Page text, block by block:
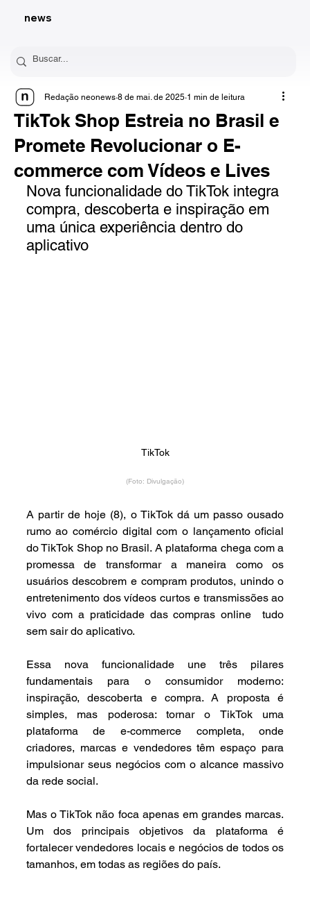
news
TikTok Shop Estreia no Brasil e
Promete Revolucionar o E-
commerce com Vídeos e Lives
Redação neonews 8 de mai. de 2025 1 min de leitura
Nova funcionalidade do TikTok integra
compra, descoberta e inspiração em
uma única experiência dentro do
aplicativo
TikTok
(Foto: Divulgação)
A partir de hoje (8), o TikTok dá um passo ousado
rumo ao comércio digital com o lançamento oficial
do TikTok Shop no Brasil. A plataforma chega com a
promessa de transformar a maneira como os
usuários descobrem e compram produtos, unindo o
entretenimento dos vídeos curtos e transmissões ao
vivo com a praticidade das compras online  tudo
sem sair do aplicativo.
Essa nova funcionalidade une três pilares
fundamentais para o consumidor moderno:
inspiração, descoberta e compra. A proposta é
simples, mas poderosa: tornar o TikTok uma
plataforma de e-commerce completa, onde
criadores, marcas e vendedores têm espaço para
impulsionar seus negócios com o alcance massivo
da rede social.
Mas o TikTok não foca apenas em grandes marcas.
Um dos principais objetivos da plataforma é
fortalecer vendedores locais e negócios de todos os
tamanhos, em todas as regiões do país.